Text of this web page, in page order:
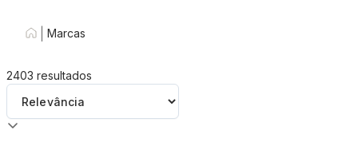
Marcas
2403 resultados